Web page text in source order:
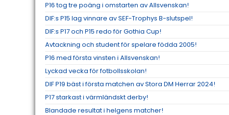
P16 tog tre poäng i omstarten av Allsvenskan!
DIF:s P15 lag vinnare av SEF-Trophys B-slutspel!
DIF:s P17 och P15 redo för Gothia Cup!
Avtackning och student för spelare födda 2005!
P16 med första vinsten i Allsvenskan!
Lyckad vecka för fotbollsskolan!
DIF P19 bäst i första matchen av Stora DM Herrar 2024!
P17 starkast i värmländskt derby!
Blandade resultat i helgens matcher!